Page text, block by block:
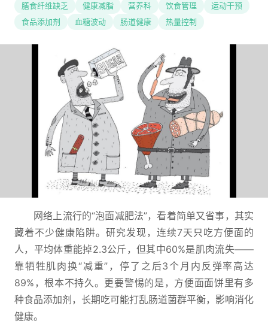
膳食纤维缺乏
健康减脂 营养科 饮食管理
运动干预
食品添加剂
血糖波动 肠道健康 热量控制
网络上流行的“泡面减肥法”，看着简单又省事，其实
藏着不少健康陷阱。研究发现，连续7天只吃方便面的
人，平均体重能掉2.3公斤，但其中60%是肌肉流失——
靠牺牲肌肉换“减重”，停了之后3个月内反弹率高达
89%，根本不持久。更要警惕的是，方便面面饼里有多
种食品添加剂，长期吃可能打乱肠道菌群平衡，影响消化
健康。